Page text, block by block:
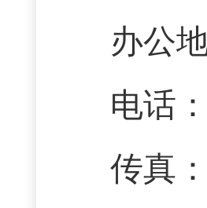
办公
电话
传真